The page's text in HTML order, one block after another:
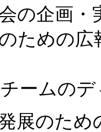
の企画・
ための広
ームの
展のため